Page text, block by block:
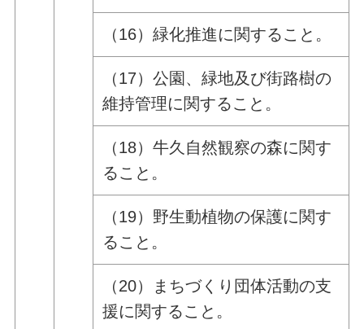
（16）緑化推進に関すること。
（17）公園、緑地及び街路樹の
維持管理に関すること。
（18）牛久自然観察の森に関す
ること。
（19）野生動植物の保護に関す
ること。
（20）まちづくり団体活動の支
援に関すること。